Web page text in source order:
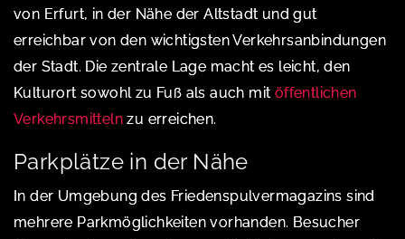
von Erfurt, in der Nähe der Altstadt und gut
erreichbar von den wichtigsten Verkehrsanbindungen
der Stadt. Die zentrale Lage macht es leicht, den
Kulturort sowohl zu Fuß als auch mit öffentlichen
Verkehrsmitteln zu erreichen.
Parkplätze in der Nähe
In der Umgebung des Friedenspulvermagazins sind
mehrere Parkmöglichkeiten vorhanden. Besucher